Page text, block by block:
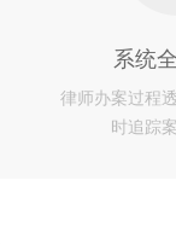
系统
律师办案过程
时追踪